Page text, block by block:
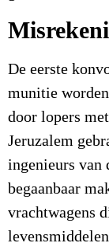
De eerste
munitie
door lopers
Jeruzalem
ingenieurs van
begaanbaar
vrachtwagens